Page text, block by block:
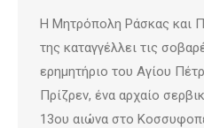
Η Μητρόπολη Ράσκας και
της καταγγέλλει τις
ερημητήριο του Αγίου
Πρίζρεν, ένα αρχαίο
13ου αιώνα στο